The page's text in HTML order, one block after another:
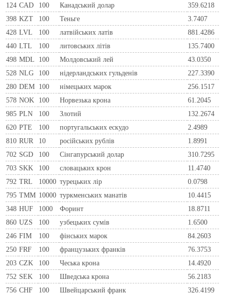
124 CAD 100 Канадський долар
359.6218
398 KZT 100 Теньге
3.7407
428 LVL 100 латвійських латів
881.4286
440 LTL 100 литовських літів
135.7400
498 MDL 100 Молдовський лей
43.0350
528 NLG 100 нiдерландських гульденiв
227.3390
280 DEM 100 нiмецьких марок
256.1517
578 NOK 100 Норвезька крона
61.2045
985 PLN 100 Злотий
132.2674
620 PTE 100 португальських ескудо
2.4989
810 RUR 10 росiйських рублiв
1.8991
702 SGD 100 Сінгапурський долар
310.7295
703 SKK 100 словацьких крон
11.4740
792 TRL 10000 турецьких лір
0.0798
795 TMM 10000 туркменських манатів
10.4415
348 HUF 1000 Форинт
18.8711
860 UZS 100 узбецьких сумів
1.6500
246 FIM 100 фiнських марок
84.2603
250 FRF 100 французьких франкiв
76.3753
203 CZK 100 Чеська крона
14.4920
752 SEK 100 Шведська крона
56.2183
756 CHF 100 Швейцарський франк 326.4199